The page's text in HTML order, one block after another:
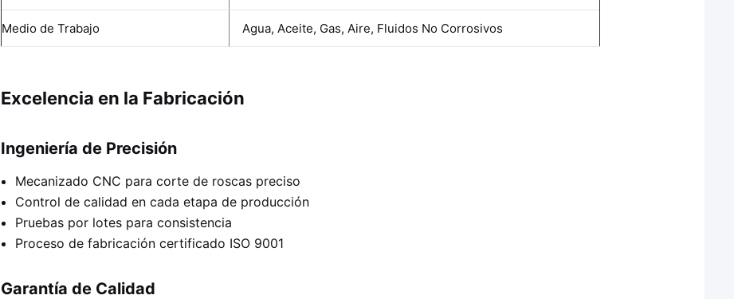
Medio de Trabajo Agua, Aceite, Gas, Aire, Fluidos No Corrosivos
Excelencia en la Fabricación
Ingeniería de Precisión
Mecanizado CNC para corte de roscas preciso
Control de calidad en cada etapa de producción
Pruebas por lotes para consistencia
Proceso de fabricación certificado ISO 9001
Garantía de Calidad